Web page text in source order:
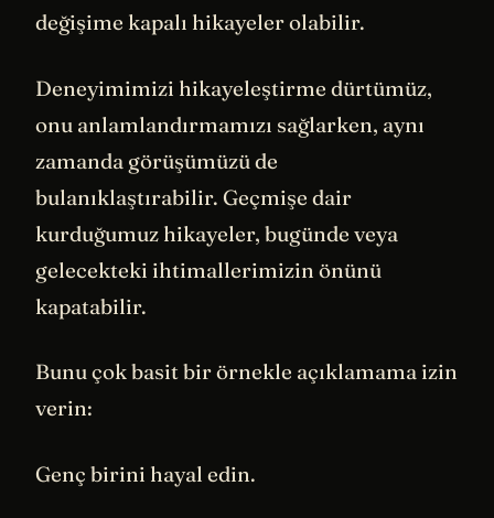
değişime kapalı hikayeler olabilir.
Deneyimimizi hikayeleştirme dürtümüz,
onu anlamlandırmamızı sağlarken, aynı
zamanda görüşümüzü de
bulanıklaştırabilir. Geçmişe dair
kurduğumuz hikayeler, bugünde veya
gelecekteki ihtimallerimizin önünü
kapatabilir.
Bunu çok basit bir örnekle açıklamama izin
verin:
Genç birini hayal edin.